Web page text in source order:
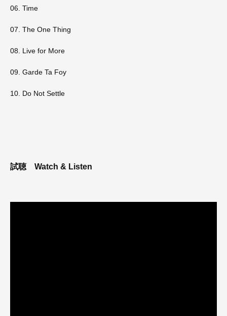
06. Time
07. The One Thing
08. Live for More
09. Garde Ta Foy
10. Do Not Settle
試聴 Watch & Listen